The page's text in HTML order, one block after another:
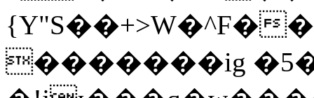
{Y"S��+>W�^F�
�������ig